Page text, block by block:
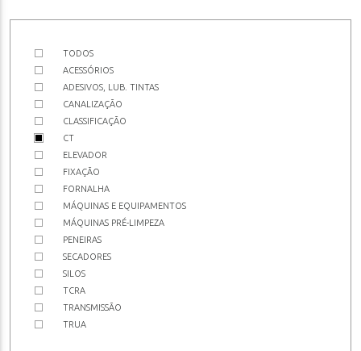
TODOS
ACESSÓRIOS
ADESIVOS, LUB. TINTAS
CANALIZAÇÃO
CLASSIFICAÇÃO
CT
ELEVADOR
FIXAÇÃO
FORNALHA
MÁQUINAS E EQUIPAMENTOS
MÁQUINAS PRÉ-LIMPEZA
PENEIRAS
SECADORES
SILOS
TCRA
TRANSMISSÃO
TRUA